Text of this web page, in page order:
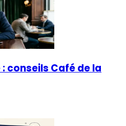
conseils Café de la